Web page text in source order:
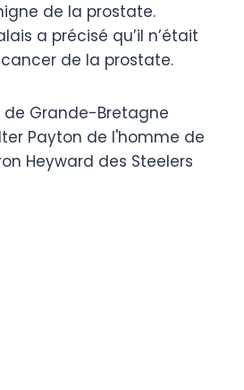
de la prostate.
a précisé qu’il n’était
de la prostate.